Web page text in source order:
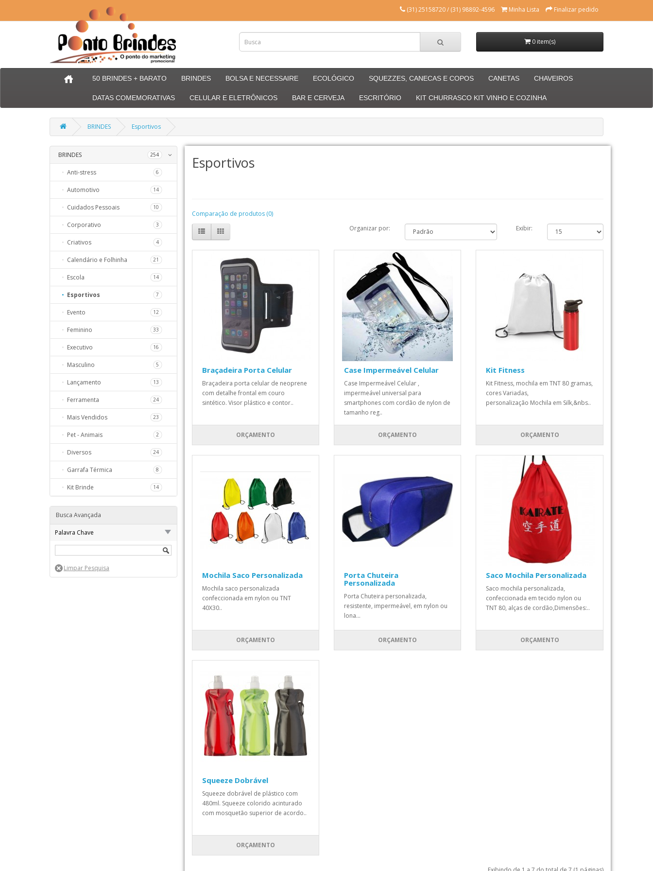
(31) 25158720 / (31) 98892-4596 Minha Lista Finalizar pedido
0 item(s)
50 BRINDES + BARATO BRINDES BOLSA E NECESSAIRE ECOLÓGICO SQUEZZES, CANECAS E COPOS CANETAS CHAVEIROS
DATAS COMEMORATIVAS CELULAR E ELETRÔNICOS BAR E CERVEJA ESCRITÓRIO KIT CHURRASCO KIT VINHO E COZINHA
BRINDES Esportivos
BRINDES 254
Anti-stress 6
Automotivo 14
Cuidados Pessoais 10
Corporativo 3
Criativos 4
Calendário e Folhinha 21
Escola 14
Esportivos 7
Evento 12
Feminino 33
Executivo 16
Masculino 5
Lançamento 13
Ferramenta 24
Mais Vendidos 23
Pet - Animais 2
Diversos 24
Garrafa Térmica 8
Kit Brinde 14
Busca Avançada
Palavra Chave
Esportivos
Comparação de produtos (0)
Organizar por:
Exibir:
Braçadeira Porta Celular
Braçadeira porta celular de neoprene
com detalhe frontal em couro
sintético. Visor plástico e contor..
ORÇAMENTO
Case Impermeável Celular
Case Impermeável Celular ,
impermeável universal para
smartphones com cordão de nylon de
tamanho reg..
ORÇAMENTO
Kit Fitness
Kit Fitness, mochila em TNT 80 gramas,
cores Variadas,
personalização Mochila em Silk,&nbs..
ORÇAMENTO
Mochila Saco Personalizada
Mochila saco personalizada
confeccionada em nylon ou TNT
40X30..
ORÇAMENTO
Porta Chuteira
Personalizada
Porta Chuteira personalizada,
resistente, impermeável, em nylon ou
lona...
ORÇAMENTO
Saco Mochila Personalizada
Saco mochila personalizada,
confeccionada em tecido nylon ou
TNT 80, alças de cordão,Dimensões:..
ORÇAMENTO
Squeeze Dobrável
Squeeze dobrável de plástico com
480ml. Squeeze colorido acinturado
com mosquetão superior de acordo..
ORÇAMENTO